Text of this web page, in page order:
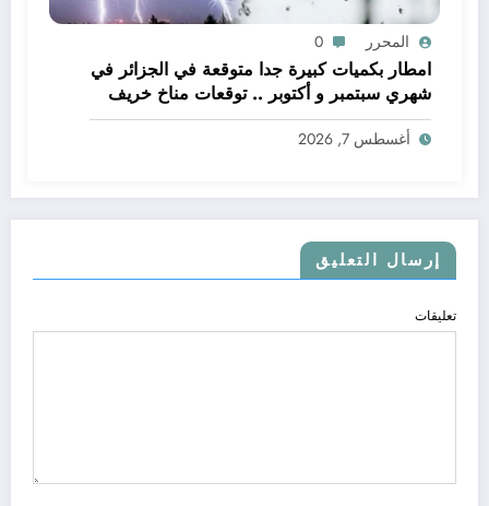
المحرر 0
امطار بكميات كبيرة جدا متوقعة في الجزائر في
شهري سبتمبر و أكتوبر .. توقعات مناخ خريف
2026 الجزائر
أغسطس 7, 2026
إرسال التعليق
تعليقات